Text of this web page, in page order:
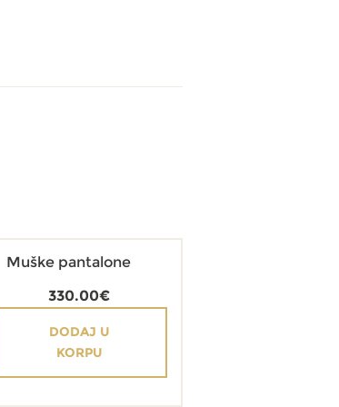
Muške pantalone
330.00€
DODAJ U
KORPU